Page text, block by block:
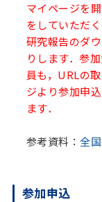
マイページを
をしていただく
研究報告のダ
りします．参
員も，URLの
ジより参加申
ます．
参考資料：全
参加申込